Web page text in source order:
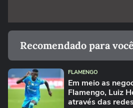
Recomendado para você
FLAMENGO
Em meio as
Flamengo, Luiz
através das